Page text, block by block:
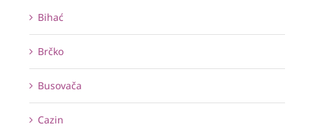
Bihać
Brčko
Busovača
Cazin